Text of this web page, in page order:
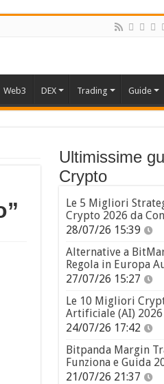
Web3 DEX Trading Guide
Ultimissime
Crypto
Le 5 Migliori
Crypto 2026 da
28/07/26 15:39
Alternative a
Regola in Europa
27/07/26 15:27
Le 10 Migliori
Artificiale (AI)
24/07/26 17:42
Bitpanda Margin
Funziona e Guida
21/07/26 21:37